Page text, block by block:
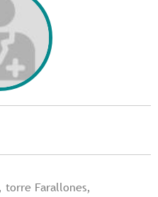
torre Farallones,